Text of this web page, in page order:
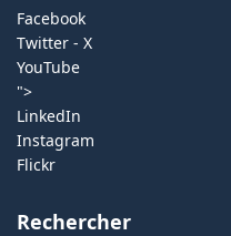
Facebook
Twitter - X
YouTube
">
LinkedIn
Instagram
Flickr
Rechercher